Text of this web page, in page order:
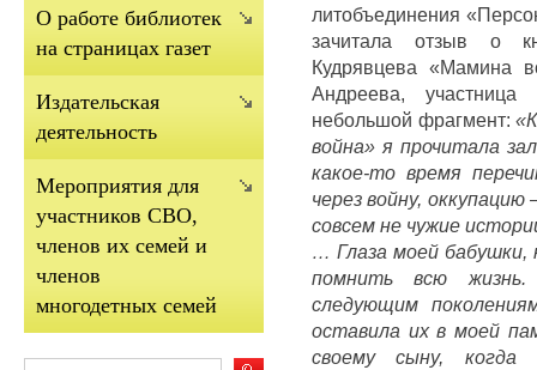
литобъединения
зачитала отзыв о
Кудрявцева «Мамина
Андреева, участница
небольшой фрагмент:
война» я прочитала
какое-то время
через войну,
совсем не чужие
… Глаза моей бабушки,
помнить всю
следующим
оставила их в моей
своему сыну, когда
О работе библиотек
на страницах газет
Издательская
деятельность
Мероприятия для
участников СВО,
членов их семей и
членов
многодетных семей